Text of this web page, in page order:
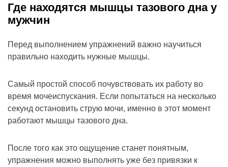
Где находятся мышцы тазового дна у
мужчин
Перед выполнением упражнений важно научиться
правильно находить нужные мышцы.
Самый простой способ почувствовать их работу во
время мочеиспускания. Если попытаться на несколько
секунд остановить струю мочи, именно в этот момент
работают мышцы тазового дна.
После того как это ощущение станет понятным,
упражнения можно выполнять уже без привязки к